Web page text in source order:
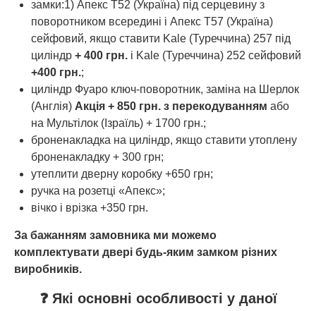
замки:1) Апекс Т52 (Україна) під серцевину з
поворотником всередині і Апекс Т57 (Україна)
сейфовий, якщо ставити Kale (Туреччина) 257 під
циліндр + 400 грн. і Kale (Туреччина) 252 сейфовий
+400 грн.;
циліндр Фуаро ключ-поворотник, заміна на Шерлок
(Англія) Акція + 850 грн. з перекодуванням або
на Мультілок (Ізраїль) + 1700 грн.;
броненакладка на циліндр, якщо ставити утоплену
броненакладку + 300 грн;
утеплити дверну коробку +650 грн;
ручка на розетці «Апекс»;
вічко і врізка +350 грн.
За бажанням замовника ми можемо
комплектувати двері будь-яким замком різних
виробників.
❓ Які основні особливості у даної